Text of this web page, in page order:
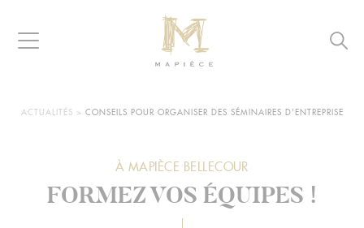
Aller à la navigation
d’hôtes
Navigation
VOUS
ACTUALITÉS > CONSEILS POUR ORGANISER DES SÉMINAIRES D'ENTREPRISE
À MAPIÈCE BELLECOUR